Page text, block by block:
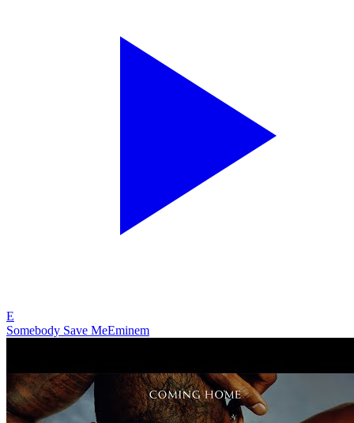
E
Somebody Save MeEminem